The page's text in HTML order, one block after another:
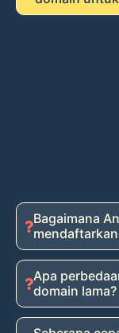
Bagaimana
Apa
domain lama?